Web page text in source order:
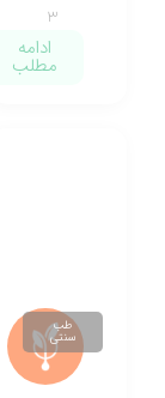
۳
ادامه
مطلب
طب
سنتی